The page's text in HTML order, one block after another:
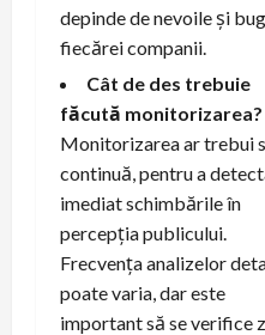
depinde de nevoile și
fiecărei companii.
Cât de des trebuie
făcută monitorizarea?
Monitorizarea ar trebui
continuă, pentru a
imediat schimbările în
percepția publicului.
Frecvența analizelor
poate varia, dar este
important să se verifice